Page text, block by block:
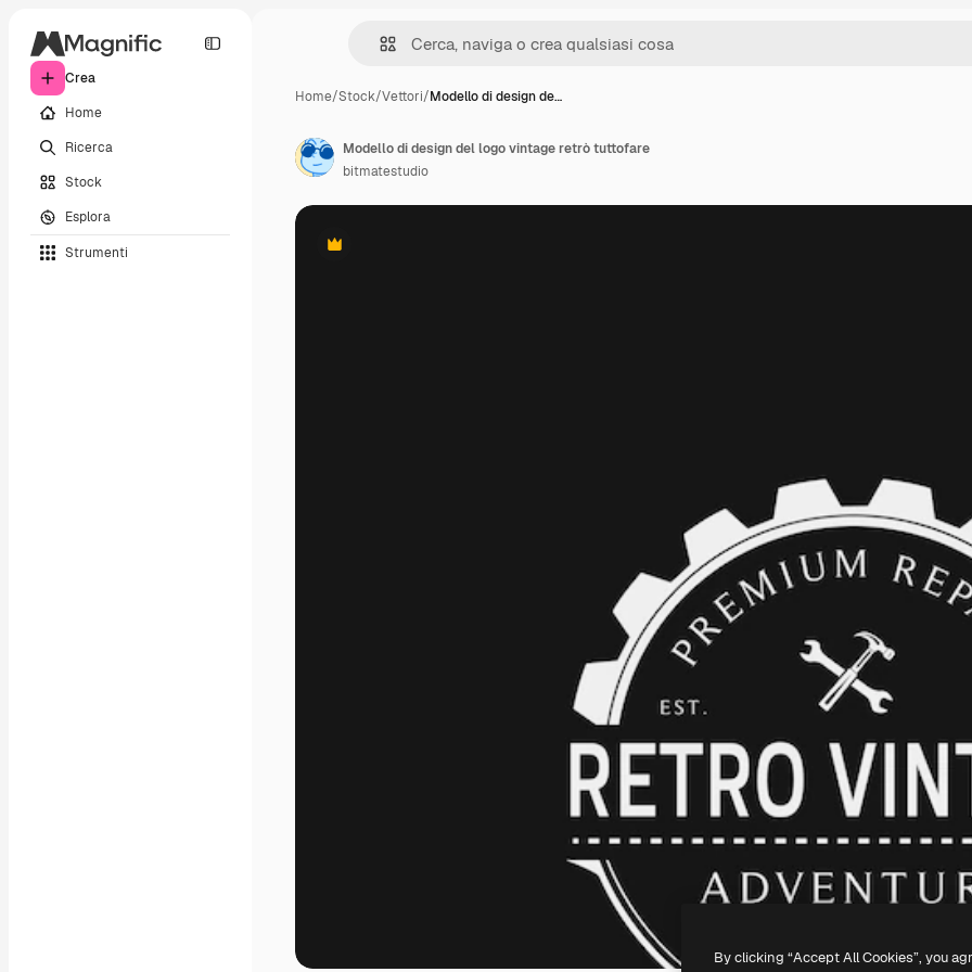
Crea
Home
Ricerca
Stock
Esplora
Strumenti
Home/Stock/Vettori/Modello di design de…
Premium
Modello di design del logo vintage retrò tuttofare
bitmatestudio
By clicking “Accept All Cookies”, you